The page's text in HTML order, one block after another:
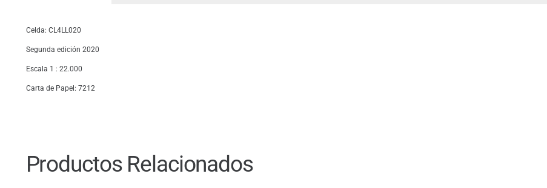
Celda: CL4LL020
Segunda edición 2020
Escala 1 : 22.000
Carta de Papel: 7212
Productos Relacionados